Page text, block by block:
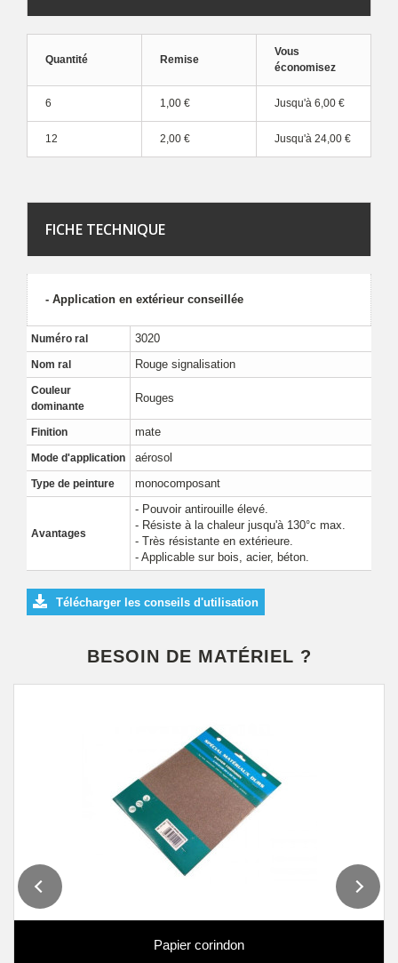
Quantité Remise
Vous
économisez
6 1,00 € Jusqu'à 6,00 €
12 2,00 € Jusqu'à 24,00 €
FICHE TECHNIQUE
- Application en extérieur conseillée
Numéro ral 3020
Nom ral Rouge signalisation
Couleur
dominante
Rouges
Finition mate
Mode d'application aérosol
Type de peinture monocomposant
Avantages
- Pouvoir antirouille élevé.
- Résiste à la chaleur jusqu'à 130°c max.
- Très résistante en extérieure.
- Applicable sur bois, acier, béton.
Télécharger les conseils d'utilisation
BESOIN DE MATÉRIEL ?
Papier corindon